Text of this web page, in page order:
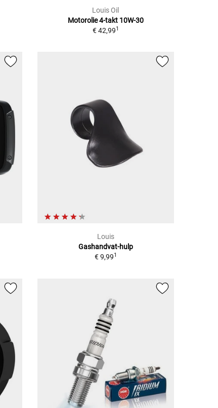
Louis Oil
Motorolie 4-takt 10W-30
€ 42,991
Louis
Gashandvat-hulp
€ 9,991